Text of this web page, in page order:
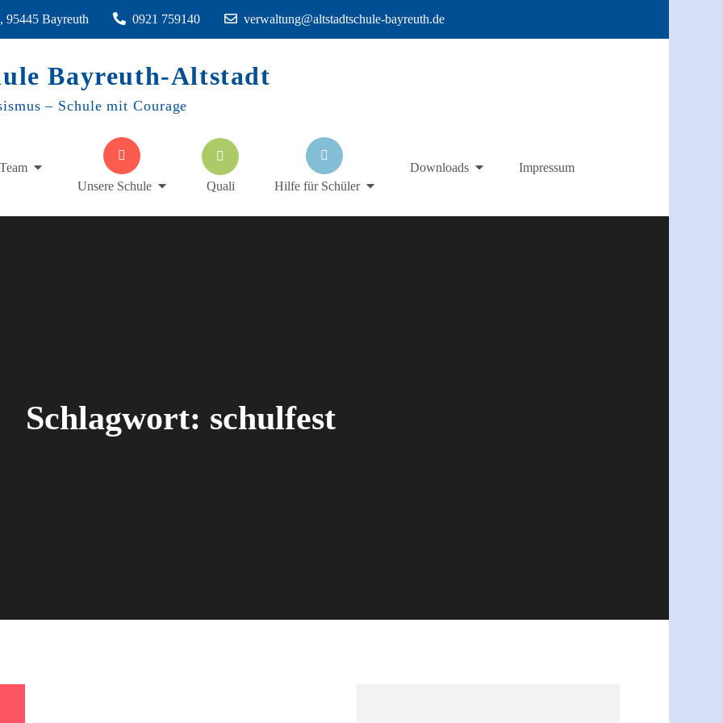
95445 Bayreuth 0921 759140 verwaltung@altstadtschule-bayreuth.de
Bayreuth-Altstadt
– Schule mit Courage
Team
Unsere Schule
Quali Hilfe für Schüler
Downloads Impressum
Schlagwort: schulfest